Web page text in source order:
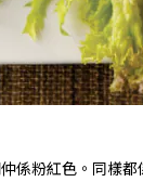
係粉紅色。同樣